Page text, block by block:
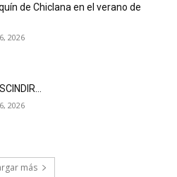
de Chiclana en el verano de
2026
2026
más